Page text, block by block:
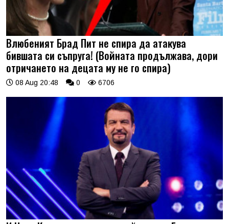
Влюбеният Брад Пит не спира да атакува
бившата си съпруга! (Войната продължава, дори
отричането на децата му не го спира)
08 Aug 20:48 0 6706